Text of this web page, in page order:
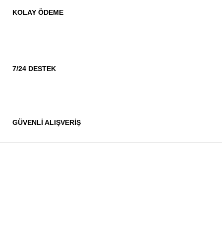
KOLAY ÖDEME
7/24 DESTEK
GÜVENLİ ALIŞVERİŞ